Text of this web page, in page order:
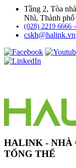
Tầng 2, Tòa
Nhì, Thành
(028) 2219 6666
cskh@halink.vn
HALINK - NHÀ
TỔNG THỂ